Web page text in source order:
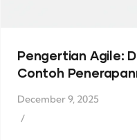
Pengertian Agile:
Contoh
December 9, 2025
/